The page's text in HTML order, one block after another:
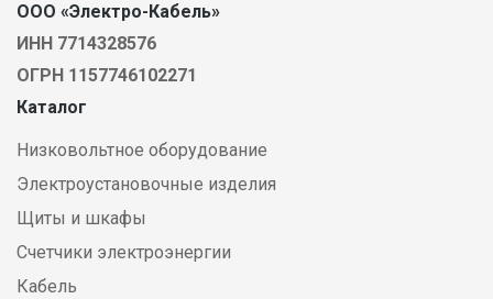
ООО «Электро-Кабель»
ИНН 7714328576
ОГРН 1157746102271
Каталог
Низковольтное оборудование
Электроустановочные изделия
Щиты и шкафы
Счетчики электроэнергии
Кабель